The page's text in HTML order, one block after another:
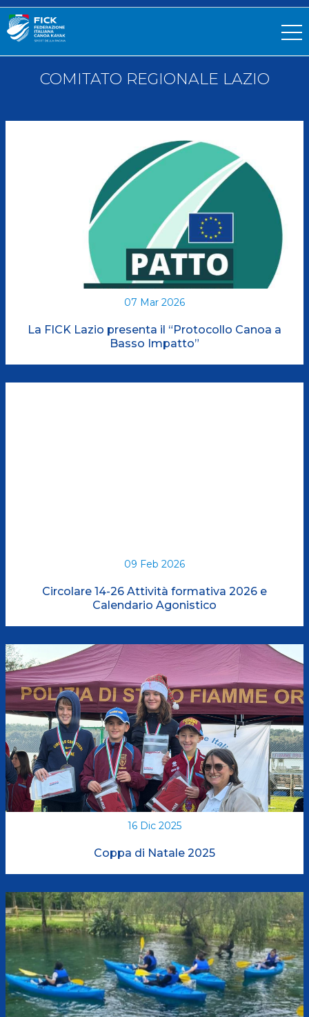
COMITATO REGIONALE LAZIO
07 Mar 2026
La FICK Lazio presenta il “Protocollo Canoa a
Basso Impatto”
09 Feb 2026
Circolare 14-26 Attività formativa 2026 e
Calendario Agonistico
16 Dic 2025
Coppa di Natale 2025